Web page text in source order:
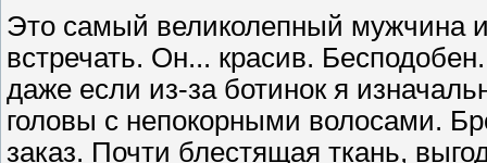
Это самый великолепный мужчина
встречать. Он... красив.
даже если из-за ботинок я
головы с непокорными волосами.
заказ. Почти блестящая ткань,